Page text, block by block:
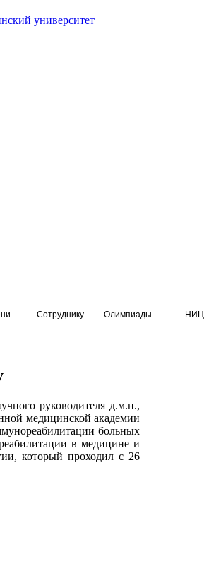
университет
Сотруднику Олимпиады НИЦ
руководителя д.м.н.,
медицинской академии
больных
в медицине и
который проходил с 26